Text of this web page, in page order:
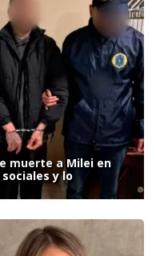
muerte a Milei en
y lo